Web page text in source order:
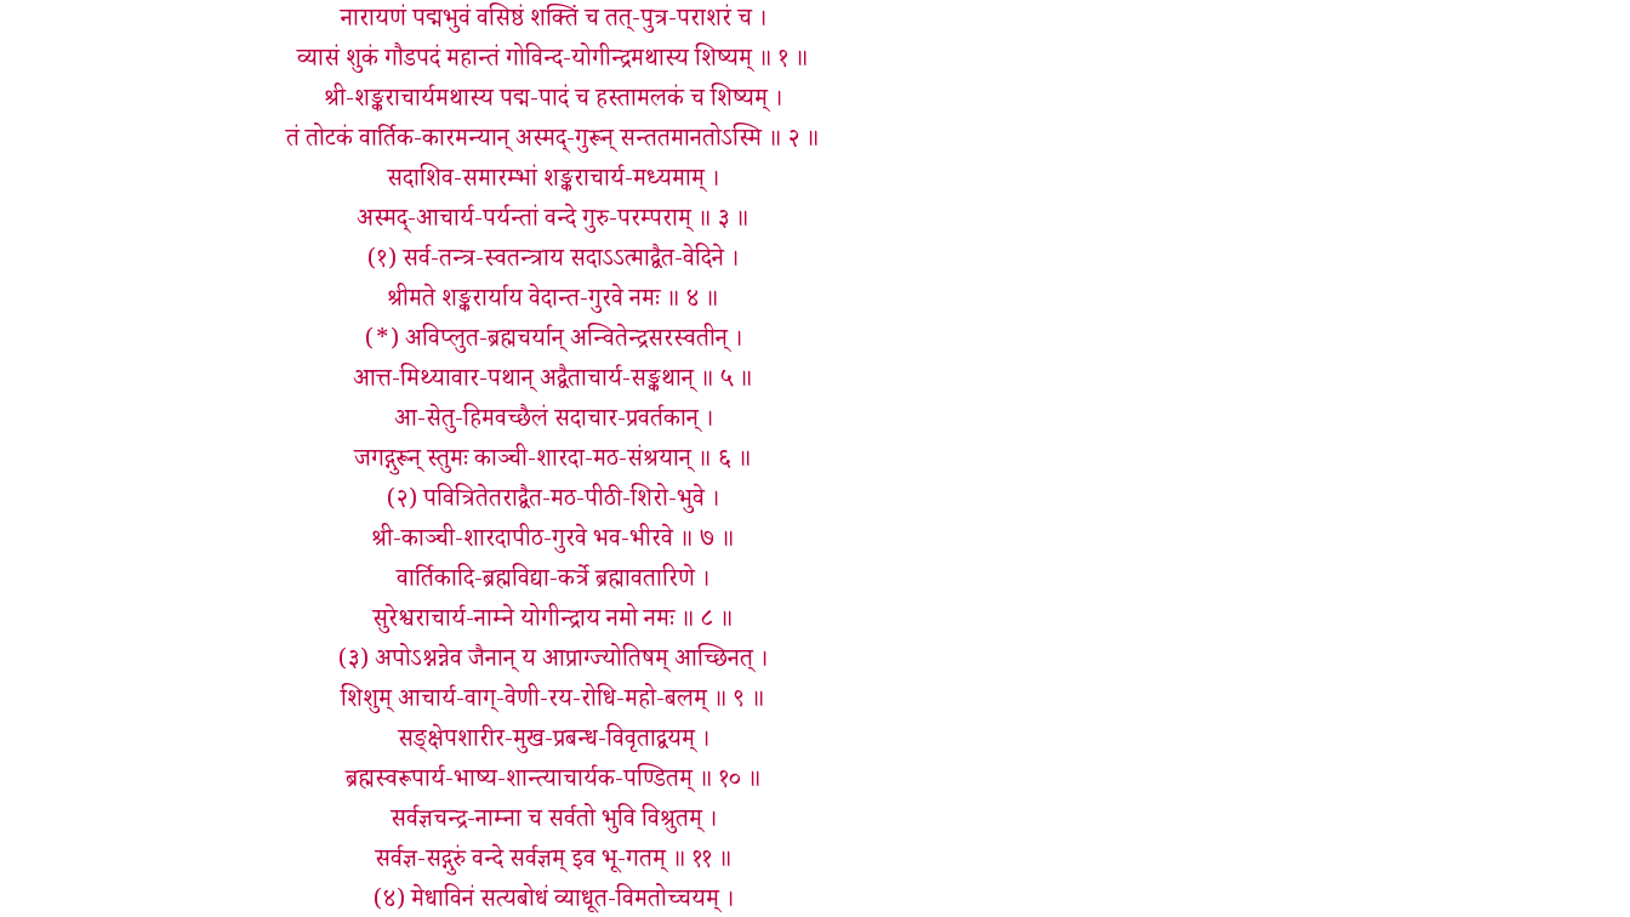
नारायणं पद्मभुवं वसिष्ठं शक्तिं च तत्-पुत्र-पराशरं च ।
व्यासं शुकं गौडपदं महान्तं गोविन्द-योगीन्द्रमथास्य शिष्यम् ॥ १ ॥
श्री-शङ्कराचार्यमथास्य पद्म-पादं च हस्तामलकं च शिष्यम् ।
तं तोटकं वार्तिक-कारमन्यान् अस्मद्-गुरून् सन्ततमानतोऽस्मि ॥ २ ॥
सदाशिव-समारम्भां शङ्कराचार्य-मध्यमाम् ।
अस्मद्-आचार्य-पर्यन्तां वन्दे गुरु-परम्पराम् ॥ ३ ॥
(१) सर्व-तन्त्र-स्वतन्त्राय सदाऽऽत्माद्वैत-वेदिने ।
श्रीमते शङ्करार्याय वेदान्त-गुरवे नमः ॥ ४ ॥
(*) अविप्लुत-ब्रह्मचर्यान् अन्वितेन्द्रसरस्वतीन् ।
आत्त-मिथ्यावार-पथान् अद्वैताचार्य-सङ्कथान् ॥ ५ ॥
आ-सेतु-हिमवच्छैलं सदाचार-प्रवर्तकान् ।
जगद्गुरून् स्तुमः काञ्ची-शारदा-मठ-संश्रयान् ॥ ६ ॥
(२) पवित्रितेतराद्वैत-मठ-पीठी-शिरो-भुवे ।
श्री-काञ्ची-शारदापीठ-गुरवे भव-भीरवे ॥ ७ ॥
वार्तिकादि-ब्रह्मविद्या-कर्त्रे ब्रह्मावतारिणे ।
सुरेश्वराचार्य-नाम्ने योगीन्द्राय नमो नमः ॥ ८ ॥
(३) अपोऽश्नन्नेव जैनान् य आप्राग्ज्योतिषम् आच्छिनत् ।
शिशुम् आचार्य-वाग्-वेणी-रय-रोधि-महो-बलम् ॥ ९ ॥
सङ्क्षेपशारीर-मुख-प्रबन्ध-विवृताद्वयम् ।
ब्रह्मस्वरूपार्य-भाष्य-शान्त्याचार्यक-पण्डितम् ॥ १० ॥
सर्वज्ञचन्द्र-नाम्ना च सर्वतो भुवि विश्रुतम् ।
सर्वज्ञ-सद्गुरुं वन्दे सर्वज्ञम् इव भू-गतम् ॥ ११ ॥
(४) मेधाविनं सत्यबोधं व्याधूत-विमतोच्चयम् ।